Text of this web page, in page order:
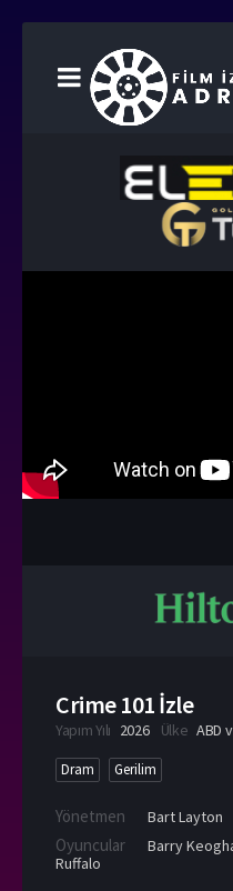
Crime 101 İzle
Yapım Yılı 2026 Ülke ABD
Dram Gerilim
Yönetmen Bart Layton
Oyuncular Barry
Ruffalo